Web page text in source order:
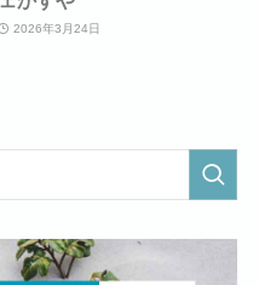
2026年3月24日